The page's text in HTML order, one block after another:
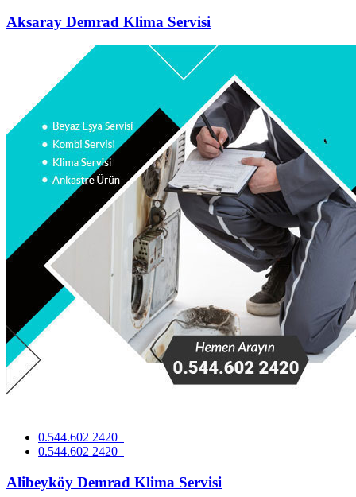
Aksaray Demrad Klima Servisi
0.544.602 2420
0.544.602 2420
Alibeyköy Demrad Klima Servisi